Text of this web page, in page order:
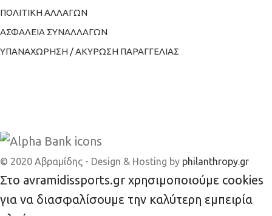
ΠΟΛΙΤΙΚΗ ΑΛΛΑΓΩΝ
ΑΣΦΑΛΕΙΑ ΣΥΝΑΛΛΑΓΩΝ
ΥΠΑΝΑΧΩΡΗΣΗ / ΑΚΥΡΩΣΗ ΠΑΡΑΓΓΕΛΙΑΣ
© 2020 Αβραμίδης - Design & Hosting by philanthropy.gr
Στο avramidissports.gr χρησιμοποιούμε cookies
για να διασφαλίσουμε την καλύτερη εμπειρία